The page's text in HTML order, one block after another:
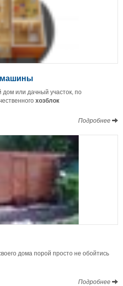
машины
дом или дачный участок, по
хозблок
Подробнее
дома порой просто не обойтись
Подробнее